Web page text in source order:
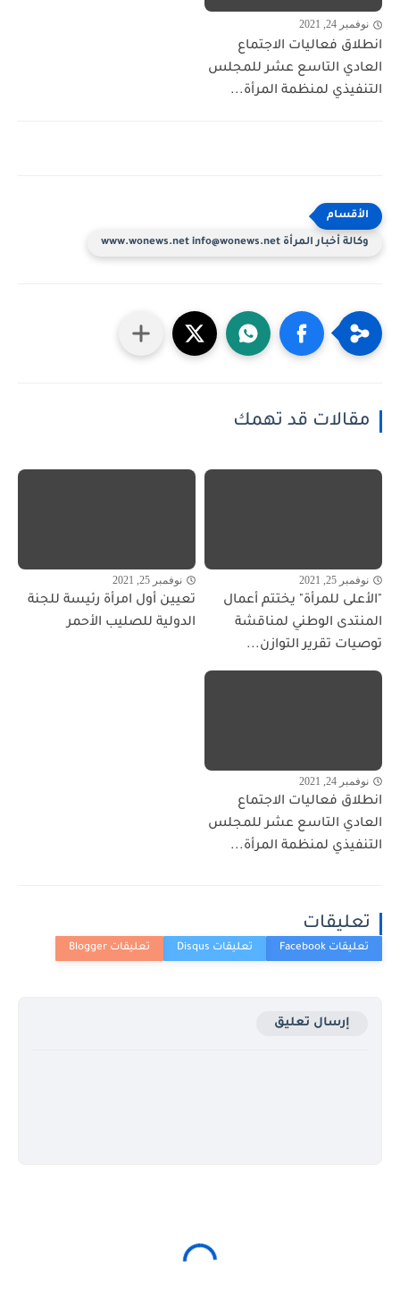
نوفمبر 24, 2021
انطلاق فعاليات الاجتماع
العادي التاسع عشر للمجلس
التنفيذي لمنظمة المرأة...
وكالة أخبار المرأة www.wonews.net info@wonews.net
مقالات قد تهمك
نوفمبر 25, 2021
"الأعلى للمرأة" يختتم أعمال
المنتدى الوطني لمناقشة
توصيات تقرير التوازن...
نوفمبر 25, 2021
تعيين أول امرأة رئيسة للجنة
الدولية للصليب الأحمر
نوفمبر 24, 2021
انطلاق فعاليات الاجتماع
العادي التاسع عشر للمجلس
التنفيذي لمنظمة المرأة...
تعليقات
إرسال تعليق